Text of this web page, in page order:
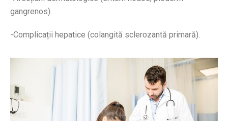
gangrenos).
-Complicații hepatice (colangită sclerozantă primară).